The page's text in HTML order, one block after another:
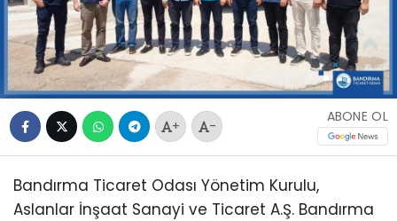
+ -
ABONE OL
Bandırma Ticaret Odası Yönetim Kurulu,
Aslanlar İnşaat Sanayi ve Ticaret A.Ş. Bandırma